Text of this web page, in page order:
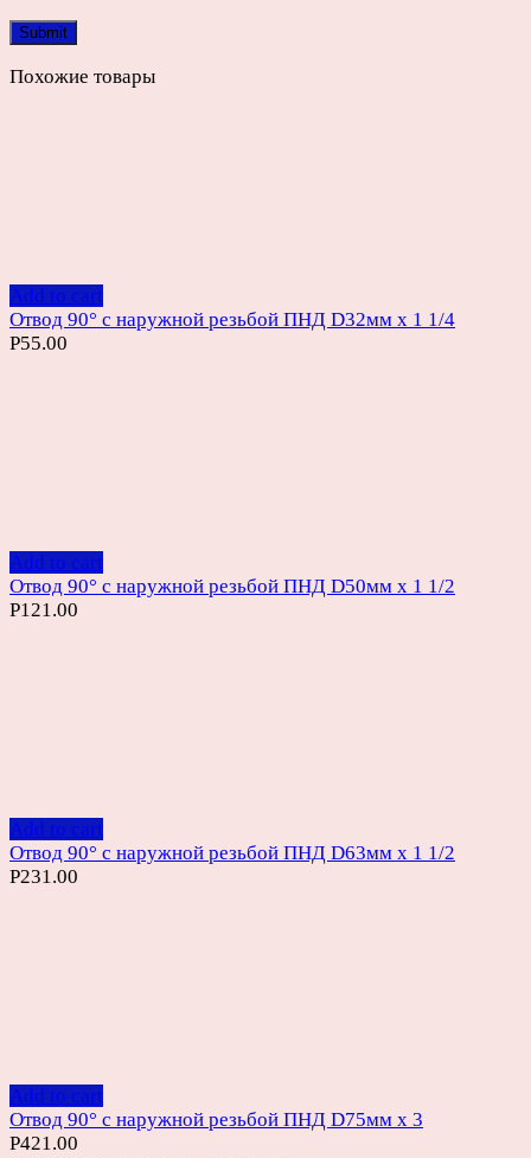
Похожие товары
Add to cart
Отвод 90° с наружной резьбой ПНД D32мм х 1 1/4
Р55.00
Add to cart
Отвод 90° с наружной резьбой ПНД D50мм х 1 1/2
Р121.00
Add to cart
Отвод 90° с наружной резьбой ПНД D63мм х 1 1/2
Р231.00
Add to cart
Отвод 90° с наружной резьбой ПНД D75мм х 3
Р421.00